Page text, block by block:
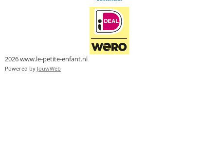
2026 www.le-petite-enfant.nl
Powered by JouwWeb